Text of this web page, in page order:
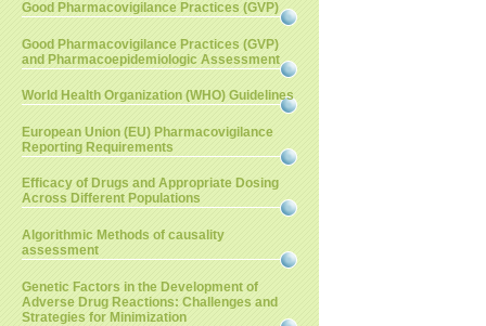
Good Pharmacovigilance Practices (GVP)
Good Pharmacovigilance Practices (GVP)
and Pharmacoepidemiologic Assessment
World Health Organization (WHO) Guidelines
European Union (EU) Pharmacovigilance
Reporting Requirements
Efficacy of Drugs and Appropriate Dosing
Across Different Populations
Algorithmic Methods of causality
assessment
Genetic Factors in the Development of
Adverse Drug Reactions: Challenges and
Strategies for Minimization